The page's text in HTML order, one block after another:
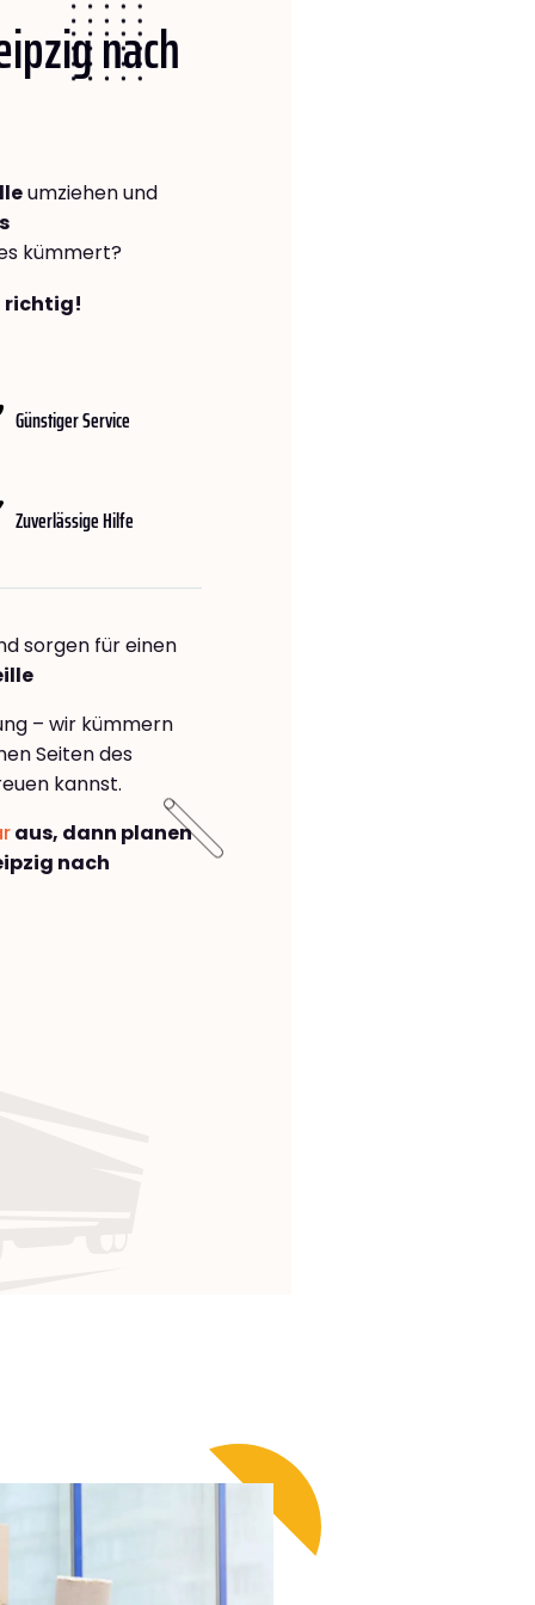
nach
umziehen und
kümmert?
richtig!
Günstiger Service
Zuverlässige Hilfe
sorgen für einen
– wir kümmern
Seiten des
kannst.
aus, dann planen
nach